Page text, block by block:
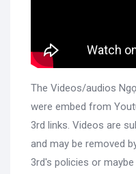
The Videos/audios
were embed from
3rd links. Videos are
and may be removed
3rd's policies or